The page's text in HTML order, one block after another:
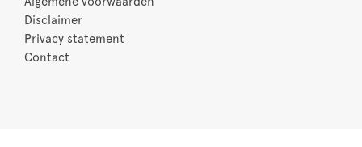
Disclaimer
Privacy statement
Contact